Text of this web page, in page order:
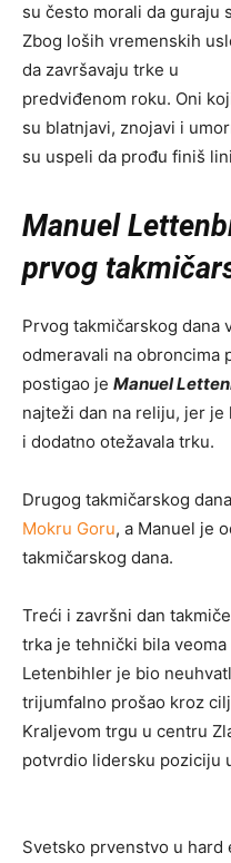
su često morali da guraju
Zbog loših vremenskih
da završavaju trke u
predviđenom roku. Oni
su blatnjavi, znojavi i
su uspeli da prođu finiš
Manuel
prvog
Prvog takmičarskog dana
odmeravali na obroncima
postigao je Manuel
najteži dan na reliju, jer je
i dodatno otežavala trku.
Drugog takmičarskog
Mokru Goru, a Manuel je
takmičarskog dana.
Treći i završni dan
trka je tehnički bila
Letenbihler je bio
trijumfalno prošao kroz
Kraljevom trgu u centru
potvrdio lidersku poziciju
Svetsko prvenstvo u